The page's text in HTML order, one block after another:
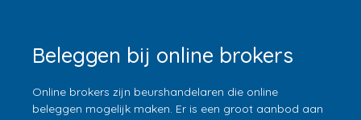
Beleggen bij online brokers
Online brokers zijn beurshandelaren die online
beleggen mogelijk maken. Er is een groot aanbod aan